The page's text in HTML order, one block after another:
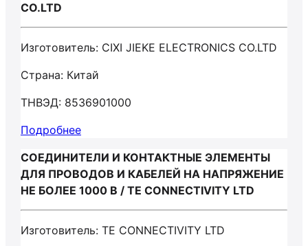
CO.LTD
Изготовитель: CIXI JIEKE ELECTRONICS CO.LTD
Страна: Китай
ТНВЭД: 8536901000
Подробнее
СОЕДИНИТЕЛИ И КОНТАКТНЫЕ ЭЛЕМЕНТЫ
ДЛЯ ПРОВОДОВ И КАБЕЛЕЙ НА НАПРЯЖЕНИЕ
НЕ БОЛЕЕ 1000 В / TE CONNECTIVITY LTD
Изготовитель: TE CONNECTIVITY LTD